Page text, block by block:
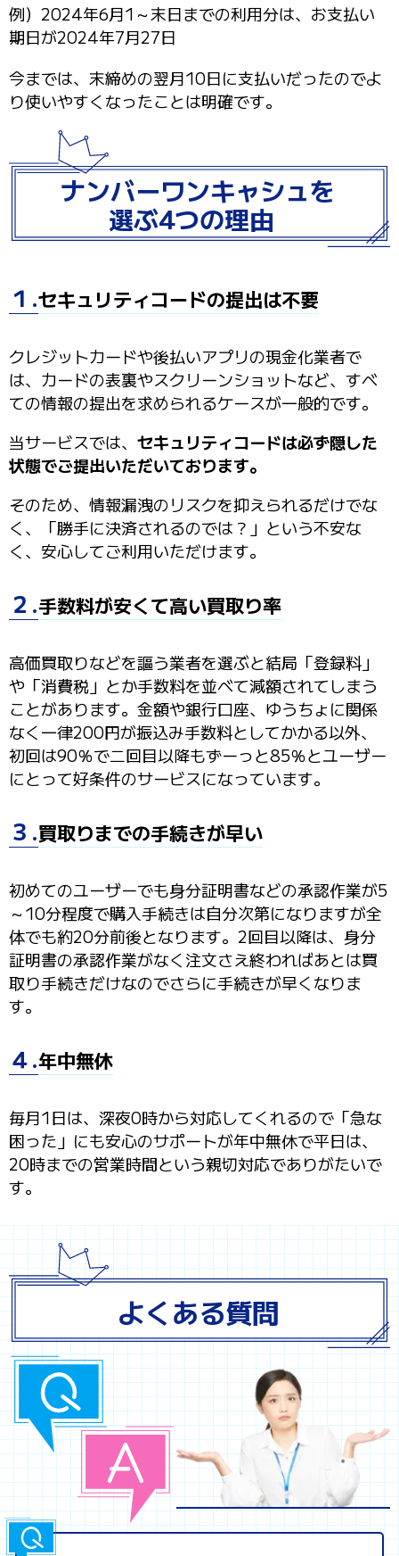
例）2024年6月1～末日までの利用分は、お支払い
期日が2024年7月27日
今までは、末締めの翌月10日に支払いだったのでよ
り使いやすくなったことは明確です。
ナンバーワンキャシュを
選ぶ4つの理由
１.セキュリティコードの提出は不要
クレジットカードや後払いアプリの現金化業者で
は、カードの表裏やスクリーンショットなど、すべ
ての情報の提出を求められるケースが一般的です。
当サービスでは、 セキュリティコードは必ず隠した
状態でご提出いただいております。
そのため、情報漏洩のリスクを抑えられるだけでな
く、「勝手に決済されるのでは？」という不安な
く、安心してご利用いただけます。
２.手数料が安くて高い買取り率
高価買取りなどを謳う業者を選ぶと結局「登録料」
や「消費税」とか手数料を並べて減額されてしまう
ことがあります。金額や銀行口座、ゆうちょに関係
なく一律200円が振込み手数料としてかかる以外、
初回は90％で二回目以降もずーっと85％とユーザー
にとって好条件のサービスになっています。
３.買取りまでの手続きが早い
初めてのユーザーでも身分証明書などの承認作業が5
～10分程度で購入手続きは自分次第になりますが全
体でも約20分前後となります。2回目以降は、身分
証明書の承認作業がなく注文さえ終わればあとは買
取り手続きだけなのでさらに手続きが早くなりま
す。
４.年中無休
毎月1日は、深夜0時から対応してくれるので「急な
困った」にも安心のサポートが年中無休で平日は、
20時までの営業時間という親切対応でありがたいで
す。
よくある質問